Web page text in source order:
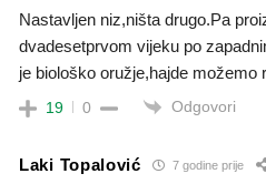
Nastavljen niz,ništa drugo.Pa
dvadesetprvom vijeku po
je biološko oružje,hajde možemo
19 0 Odgovori
Laki Topalović 7 godine prije